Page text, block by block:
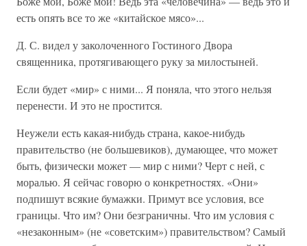
есть опять все то же «китайское мясо»...
Д. С. видел у заколоченного Гостиного Двора
священника, протягивающего руку за милостыней.
Если будет «мир» с ними... Я поняла, что этого нельзя
перенести. И это не простится.
Неужели есть какая-нибудь страна, какое-нибудь
правительство (не большевиков), думающее, что может
быть, физически может — мир с ними? Черт с ней, с
моралью. Я сейчас говорю о конкретностях. «Они»
подпишут всякие бумажки. Примут все условия, все
границы. Что им? Они безграничны. Что им условия с
«незаконным» (не «советским») правительством? Самый